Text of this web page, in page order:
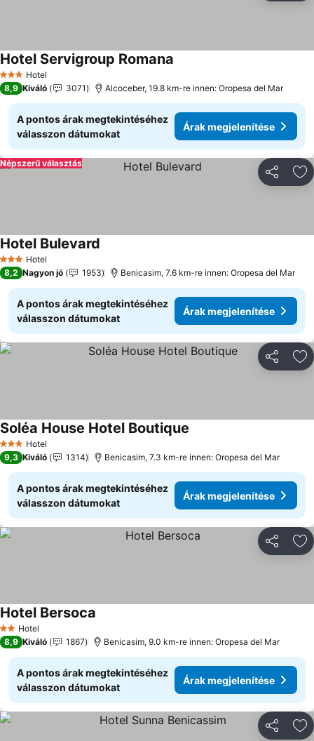
3 Kategória
Hotel
Hotel Servigroup Romana
8,9 Kiváló 3071 Alcoceber, 19.8 km-re innen: Oropesa del Mar
A pontos árak megtekintéséhez
válasszon dátumokat
Árak megjelenítése
Népszerű választás
3 Kategória
Hotel
Hotel Bulevard
8,2 Nagyon jó 1953 Benicasim, 7.6 km-re innen: Oropesa del Mar
A pontos árak megtekintéséhez
válasszon dátumokat
Árak megjelenítése
3 Kategória
Hotel
Soléa House Hotel Boutique
9,3 Kiváló 1314 Benicasim, 7.3 km-re innen: Oropesa del Mar
A pontos árak megtekintéséhez
válasszon dátumokat
Árak megjelenítése
2 Kategória
Hotel
Hotel Bersoca
8,9 Kiváló 1867 Benicasim, 9.0 km-re innen: Oropesa del Mar
A pontos árak megtekintéséhez
válasszon dátumokat
Árak megjelenítése